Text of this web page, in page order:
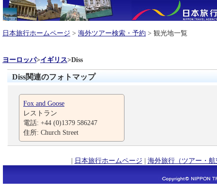
日本旅行ホームページ > 海外ツアー検索・予約 > 観光地一覧
ヨーロッパ>イギリス>Diss
Diss関連のフォトマップ
Fox and Goose
レストラン
電話: +44 (0)1379 586247
住所: Church Street
| 日本旅行ホームページ | 海外旅行（ツアー・航